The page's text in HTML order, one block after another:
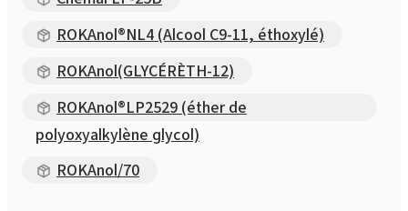
ROKAnol®NL4 (Alcool C9-11, éthoxylé)
ROKAnol(GLYCÉRÈTH-12)
ROKAnol®LP2529 (éther de
polyoxyalkylène glycol)
ROKAnol/70